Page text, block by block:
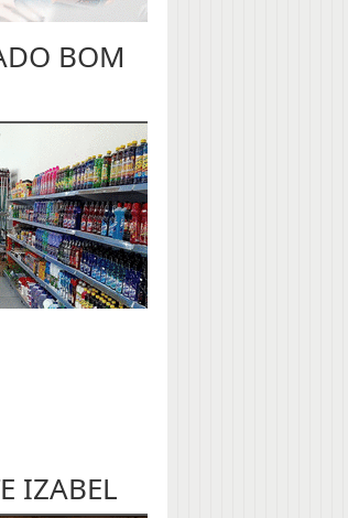
BOM
IZABEL